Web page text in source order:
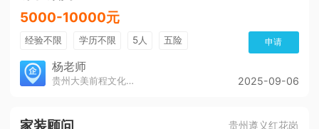
5000-10000元
经验不限 学历不限 5人
五险
带薪年假
年终奖
包住宿
环境好 双休
申请
杨老师
贵州大美前程文化发展有限公司 2025-09-06
贵州遵义红花岗